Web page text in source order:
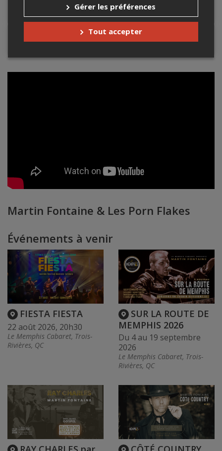
Lieu de l'événement
Contacter l'organisateur
Martin Fontaine & Les Porn Flakes
Événements à venir
FIESTA FIESTA
22 août 2026, 20h30
Le Memphis Cabaret, Trois-
Rivières, QC
SUR LA ROUTE DE
MEMPHIS 2026
Du 4 au 19 septembre
2026
Le Memphis Cabaret, Trois-
Rivières, QC
Gérer les préférences
Tout accepter